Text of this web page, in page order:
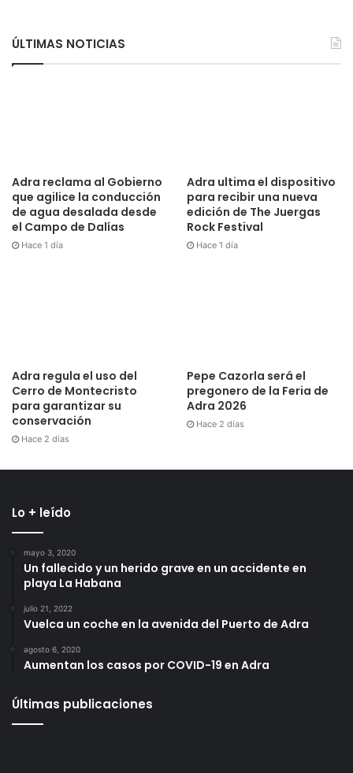
ÚLTIMAS NOTICIAS
Adra reclama al Gobierno
que agilice la conducción
de agua desalada desde
el Campo de Dalías
Hace 1 día
Adra ultima el dispositivo
para recibir una nueva
edición de The Juergas
Rock Festival
Hace 1 día
Adra regula el uso del
Cerro de Montecristo
para garantizar su
conservación
Hace 2 días
Pepe Cazorla será el
pregonero de la Feria de
Adra 2026
Hace 2 días
Lo + leído
mayo 3, 2020
Un fallecido y un herido grave en un accidente en
playa La Habana
julio 21, 2022
Vuelca un coche en la avenida del Puerto de Adra
agosto 6, 2020
Aumentan los casos por COVID-19 en Adra
Últimas publicaciones